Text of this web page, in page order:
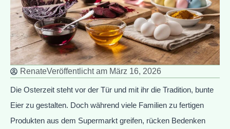
RenateVeröffentlicht am März 16, 2026
Die Osterzeit steht vor der Tür und mit ihr die Tradition, bunte
Eier zu gestalten. Doch während viele Familien zu fertigen
Produkten aus dem Supermarkt greifen, rücken Bedenken